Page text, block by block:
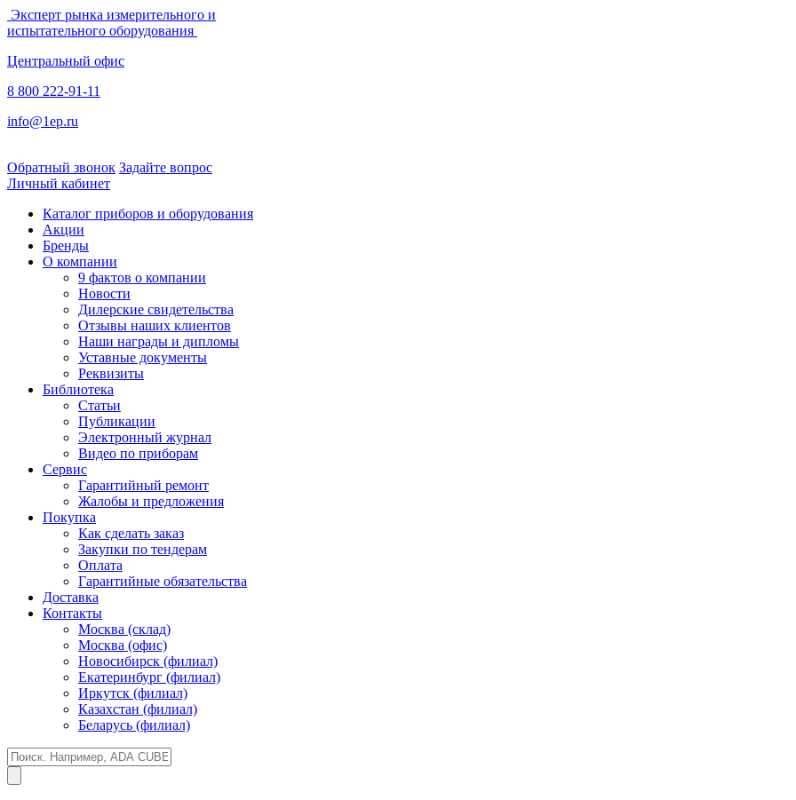
Эксперт рынка измерительного и
испытательного оборудования
Центральный офис
8 800 222-91-11
info@1ep.ru
Обратный звонок Задайте вопрос
Личный кабинет
Каталог приборов и оборудования
Акции
Бренды
О компании
9 фактов о компании
Новости
Дилерские свидетельства
Отзывы наших клиентов
Наши награды и дипломы
Уставные документы
Реквизиты
Библиотека
Статьи
Публикации
Электронный журнал
Видео по приборам
Сервис
Гарантийный ремонт
Жалобы и предложения
Покупка
Как сделать заказ
Закупки по тендерам
Оплата
Гарантийные обязательства
Доставка
Контакты
Москва (склад)
Москва (офис)
Новосибирск (филиал)
Екатеринбург (филиал)
Иркутск (филиал)
Казахстан (филиал)
Беларусь (филиал)